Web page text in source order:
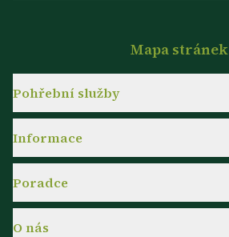
Mapa stránek
Pohřební služby
Informace
Poradce
O nás